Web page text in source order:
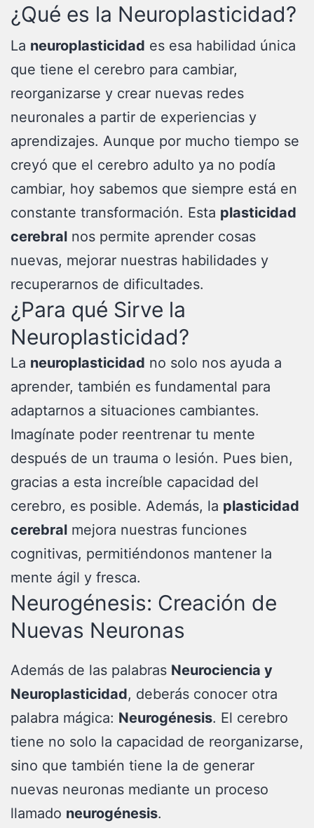
¿Qué es la Neuroplasticidad?
La neuroplasticidad es esa habilidad única
que tiene el cerebro para cambiar,
reorganizarse y crear nuevas redes
neuronales a partir de experiencias y
aprendizajes. Aunque por mucho tiempo se
creyó que el cerebro adulto ya no podía
cambiar, hoy sabemos que siempre está en
constante transformación. Esta plasticidad
cerebral nos permite aprender cosas
nuevas, mejorar nuestras habilidades y
recuperarnos de dificultades.
¿Para qué Sirve la
Neuroplasticidad?
La neuroplasticidad no solo nos ayuda a
aprender, también es fundamental para
adaptarnos a situaciones cambiantes.
Imagínate poder reentrenar tu mente
después de un trauma o lesión. Pues bien,
gracias a esta increíble capacidad del
cerebro, es posible. Además, la plasticidad
cerebral mejora nuestras funciones
cognitivas, permitiéndonos mantener la
mente ágil y fresca.
Neurogénesis: Creación de
Nuevas Neuronas
Además de las palabras Neurociencia y
Neuroplasticidad, deberás conocer otra
palabra mágica: Neurogénesis. El cerebro
tiene no solo la capacidad de reorganizarse,
sino que también tiene la de generar
nuevas neuronas mediante un proceso
llamado neurogénesis.